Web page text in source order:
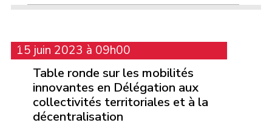
15 juin 2023 à 09h00
Table ronde sur les mobilités
innovantes en Délégation aux
collectivités territoriales et à la
décentralisation